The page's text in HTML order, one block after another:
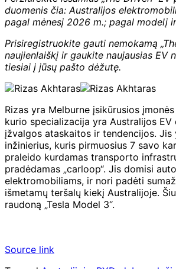
duomenis čia: Australijos
pagal mėnesį 2026 m.; pagal modelį
Prisiregistruokite gauti nemokamą
naujienlaiškį ir gaukite naujausias EV
tiesiai į jūsų pašto dėžutę.
Rizas yra Melburne įsikūrusios
kurio specializacija yra Australijos EV
įžvalgos ataskaitos ir tendencijos. Jis
inžinierius, kuris pirmuosius 7 savo
praleido kurdamas transporto
pradėdamas „carloop“. Jis domisi
elektromobiliams, ir nori padėti
išmetamų teršalų kiekį Australijoje.
raudoną „Tesla Model 3“.
Source link